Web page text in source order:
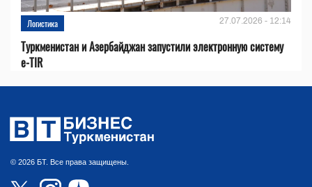
Логистика 27.07.2026 - 12:14
Туркменистан и Азербайджан запустили электронную систему
e-TIR
© 2026 БТ. Все права защищены.